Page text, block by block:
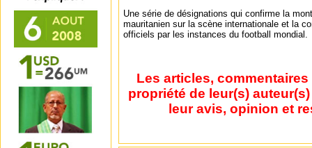
Une série de désignations qui confirme la
mauritanien sur la scène internationale et la
officiels par les instances du football mondial.
Les articles,
propriété de leur(s)
leur avis, opinion et